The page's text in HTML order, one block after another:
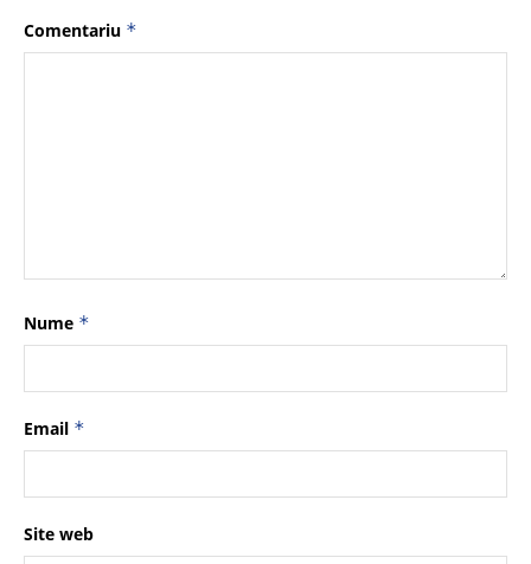
Comentariu *
Nume *
Email *
Site web